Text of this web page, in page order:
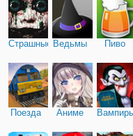
Страшные Ведьмы Пиво
Поезда Аниме